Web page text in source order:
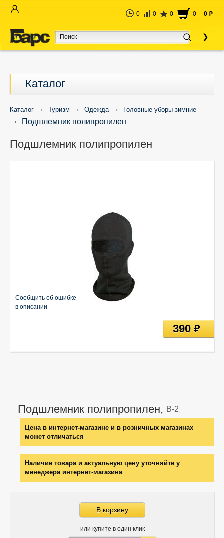
0 0 0 0 0 руб
Каталог
Каталог Туризм Одежда Головные уборы зимние
Подшлемник полипропилен
Подшлемник полипропилен
Подшлемник полипропилен, B-2
Цена в интернет-магазине и в розничных магазинах
может отличаться
Наличие товара и актуальную цену уточняйте у
менеджера интернет-магазина
В корзину
или купите в один клик
Сообщить об ошибке
в описании
390руб